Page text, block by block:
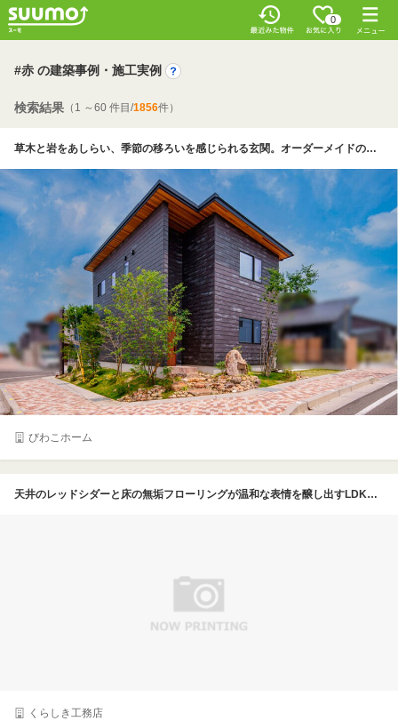
0
#赤 の建築事例・施工実例
検索結果 （1 ～60 件目/1856件）
草木と岩をあしらい、季節の移ろいを感じられる玄関。オーダーメイドの玄関ドア、軒天にはレッドシダーを使用し、鎧張りの黒い外壁に優しいアクセントを添えている
びわこホーム
天井のレッドシダーと床の無垢フローリングが温和な表情を醸し出すLDK。漆喰の壁に囲まれたナチュラルな住空間に、大切に受け継がれてきたチェストや家具が調和し、愛犬や愛猫も心地よく過ごせる空間に仕上がった
くらしき工務店